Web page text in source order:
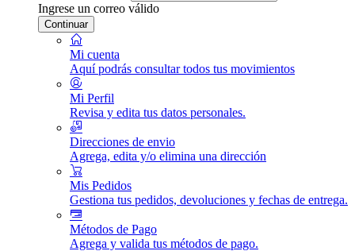
Ingrese un correo válido
Continuar
Mi cuenta
Aquí podrás consultar todos tus movimientos
Mi Perfil
Revisa y edita tus datos personales.
Direcciones de envio
Agrega, edita y/o elimina una dirección
Mis Pedidos
Gestiona tus pedidos, devoluciones y fechas de entrega.
Métodos de Pago
Agrega y valida tus métodos de pago.